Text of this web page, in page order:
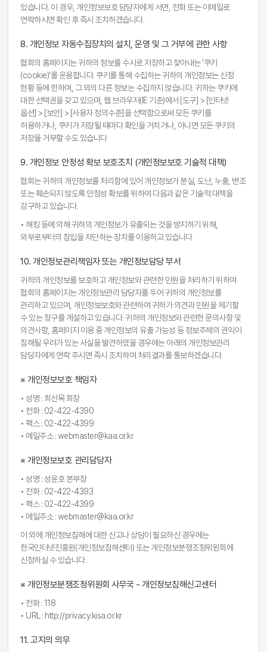
있습니다. 이 경우, 개인정보보호 담당자에게 서면, 전화 또는 이메일로
연락하시면 확인 후 즉시 조치하겠습니다.
8. 개인정보 자동수집장치의 설치, 운영 및 그 거부에 관한 사항
협회의 홈페이지는 귀하의 정보를 수시로 저장하고 찾아내는 '쿠키
(cookie)'를 운용합니다. 쿠키를 통해 수집하는 귀하의 개인정보는 신청
현황 등에 한하며, 그 외의 다른 정보는 수집하지 않습니다. 귀하는 쿠키에
대한 선택권을 갖고 있으며, 웹 브라우저(IE 기준)에서 [도구] > [인터넷
옵션] > [보안] > [사용자 정의수준]을 선택함으로써 모든 쿠키를
허용하거나, 쿠키가 저장될 때마다 확인을 거치거나, 아니면 모든 쿠키의
저장을 거부할 수도 있습니다
9. 개인정보 안정성 확보 보호조치 (개인정보보호 기술적 대책)
협회는 귀하의 개인정보를 처리함에 있어 개인정보가 분실, 도난, 누출, 변조
또는 훼손되지 않도록 안정성 확보를 위하여 다음과 같은 기술적 대책을
강구하고 있습니다.
• 해킹 등에 의해 귀하의 개인정보가 유출되는 것을 방지하기 위해,
외부로부터의 침입을 차단하는 장치를 이용하고 있습니다
10. 개인정보관리책임자 또는 개인정보담당 부서
귀하의 개인정보를 보호하고 개인정보와 관련한 민원을 처리하기 위하여
협회의 홈페이지는 개인정보관리 담당자를 두어 귀하의 개인정보를
관리하고 있으며, 개인정보보호와 관련하여 귀하가 의견과 민원을 제기할
수 있는 창구를 개설하고 있습니다. 귀하의 개인정보와 관련한 문의사항 및
의견사항, 홈페이지 이용 중 개인정보의 유출 가능성 등 정보주체의 권익이
침해될 우려가 있는 사실을 발견하였을 경우에는 아래의 개인정보관리
담당자에게 연락 주시면 즉시 조치하여 처리결과를 통보하겠습니다.
※ 개인정보보호 책임자
• 성명 : 최선목 회장
• 전화 : 02-422-4390
• 팩스 : 02-422-4399
• 메일주소 : webmaster@kaa.or.kr
※ 개인정보보호 관리담당자
• 성명 : 성윤호 본부장
• 전화 : 02-422-4393
• 팩스 : 02-422-4399
• 메일주소 : webmaster@kaa.or.kr
이 외에 개인정보침해에 대한 신고나 상담이 필요하신 경우에는
한국인터넷진흥원(개인정보침해센터) 또는 개인정보분쟁조정위원회에
신청하실 수 있습니다.
※ 개인정보분쟁조정위원회 사무국 - 개인정보침해신고센터
• 전화 : 118
• URL : http://privacy.kisa.or.kr
11. 고지의 의무